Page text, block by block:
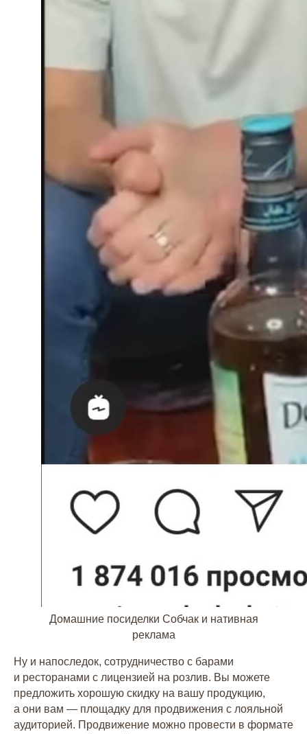
Домашние посиделки Собчак и нативная
реклама
Ну и напоследок, сотрудничество с барами
и ресторанами с лицензией на розлив. Вы можете
предложить хорошую скидку на вашу продукцию,
а они вам — площадку для продвижения с лояльной
аудиторией. Продвижение можно провести в формате
Политика конфиденциальности
, Digital-агентство Релкама. Все права защищены
Разработка фирменного
Дизайн полиграфии
Дизайн наружной рекламы
Дизайн сувенирной продукции
Дизайн инвестиционных тизеров
Разработка брендбука
Контакты